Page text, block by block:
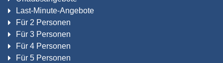
Last-Minute-Angebote
Für 2 Personen
Für 3 Personen
Für 4 Personen
Für 5 Personen